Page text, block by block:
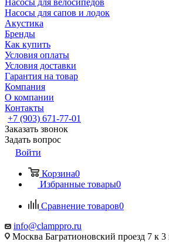
Насосы для велосипедов
Насосы для сапов и лодок
Акустика
Бренды
Как купить
Условия оплаты
Условия доставки
Гарантия на товар
Компания
О компании
Контакты
+7 (903) 671-77-01
Заказать звонок
Задать вопрос
Войти
Корзина0
Избранные товары0
Сравнение товаров0
info@clamppro.ru
Москва Багратионовский проезд 7 к 3